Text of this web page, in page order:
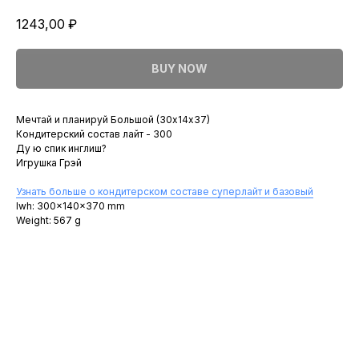
1243,00 ₽
BUY NOW
Мечтай и планируй Большой (30х14х37)
Кондитерский состав лайт - 300
Ду ю спик инглиш?
Игрушка Грэй
Узнать больше о кондитерском составе суперлайт и базовый
lwh: 300x140x370 mm
Weight: 567 g